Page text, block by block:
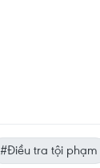
#Điều tra tội phạm